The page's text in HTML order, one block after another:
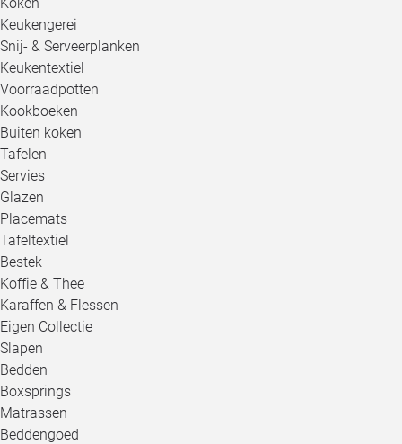
Keukengerei
Snij- & Serveerplanken
Keukentextiel
Voorraadpotten
Kookboeken
Buiten koken
Tafelen
Servies
Glazen
Placemats
Tafeltextiel
Bestek
Koffie & Thee
Karaffen & Flessen
Eigen Collectie
Slapen
Bedden
Boxsprings
Matrassen
Beddengoed